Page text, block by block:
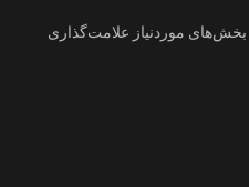
بخش‌های موردنیاز علامت‌گذاری